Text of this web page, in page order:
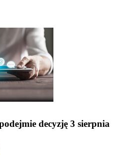
decyzję 3 sierpnia